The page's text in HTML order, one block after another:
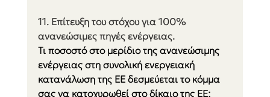
11. Επίτευξη του στόχου για 100%
ανανεώσιμες πηγές ενέργειας.
Τι ποσοστό στο μερίδιο της ανανεώσιμης
ενέργειας στη συνολική ενεργειακή
κατανάλωση της ΕΕ δεσμεύεται το κόμμα
σας να κατοχυρωθεί στο δίκαιο της ΕΕ;